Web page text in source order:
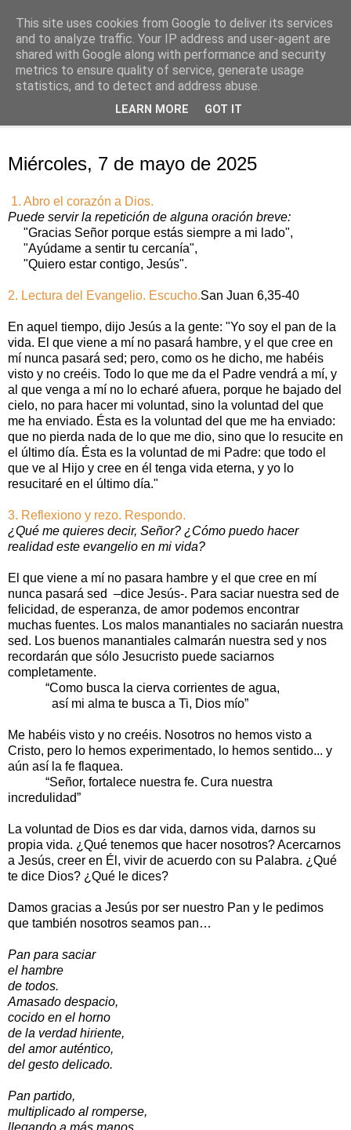
Oración personal
con el Evangelio de cada día
Miércoles, 7 de mayo de 2025
1. Abro el corazón a Dios.
Puede servir la repetición de alguna oración breve:
"Gracias Señor porque estás siempre a mi lado",
"Ayúdame a sentir tu cercanía",
"Quiero estar contigo, Jesús".
2. Lectura del Evangelio. Escucho.San Juan 6,35-40
En aquel tiempo, dijo Jesús a la gente: "Yo soy el pan de la
vida. El que viene a mí no pasará hambre, y el que cree en
mí nunca pasará sed; pero, como os he dicho, me habéis
visto y no creéis. Todo lo que me da el Padre vendrá a mí, y
al que venga a mí no lo echaré afuera, porque he bajado del
cielo, no para hacer mi voluntad, sino la voluntad del que
me ha enviado. Ésta es la voluntad del que me ha enviado:
que no pierda nada de lo que me dio, sino que lo resucite en
el último día. Ésta es la voluntad de mi Padre: que todo el
que ve al Hijo y cree en él tenga vida eterna, y yo lo
resucitaré en el último día."
3. Reflexiono y rezo. Respondo.
¿Qué me quieres decir, Señor? ¿Cómo puedo hacer
realidad este evangelio en mi vida?
El que viene a mí no pasara hambre y el que cree en mí
nunca pasará sed –dice Jesús-. Para saciar nuestra sed de
felicidad, de esperanza, de amor podemos encontrar
muchas fuentes. Los malos manantiales no saciarán nuestra
sed. Los buenos manantiales calmarán nuestra sed y nos
recordarán que sólo Jesucristo puede saciarnos
completamente.
“Como busca la cierva corrientes de agua,
así mi alma te busca a Ti, Dios mío”
Me habéis visto y no creéis. Nosotros no hemos visto a
Cristo, pero lo hemos experimentado, lo hemos sentido... y
aún así la fe flaquea.
“Señor, fortalece nuestra fe. Cura nuestra
incredulidad”
La voluntad de Dios es dar vida, darnos vida, darnos su
propia vida. ¿Qué tenemos que hacer nosotros? Acercarnos
a Jesús, creer en Él, vivir de acuerdo con su Palabra. ¿Qué
te dice Dios? ¿Qué le dices?
Damos gracias a Jesús por ser nuestro Pan y le pedimos
que también nosotros seamos pan…
Pan para saciar
el hambre
de todos.
Amasado despacio,
cocido en el horno
de la verdad hiriente,
del amor auténtico,
del gesto delicado.
Pan partido,
multiplicado al romperse,
llegando a más manos,
This site uses cookies from Google to deliver its services
and to analyze traffic. Your IP address and user-agent are
shared with Google along with performance and security
metrics to ensure quality of service, generate usage
statistics, and to detect and address abuse.
LEARN MORE GOT IT